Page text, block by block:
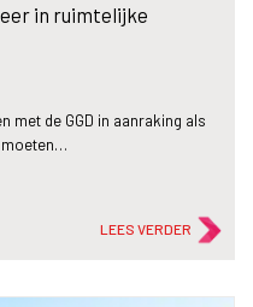
in ruimtelijke
met de GGD in aanraking als
moeten…
LEES VERDER